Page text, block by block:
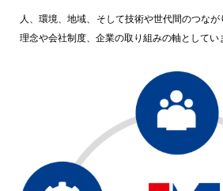
人、環境、地域、そして技術や世代間のつな
理念や会社制度、企業の取り組みの軸としてい